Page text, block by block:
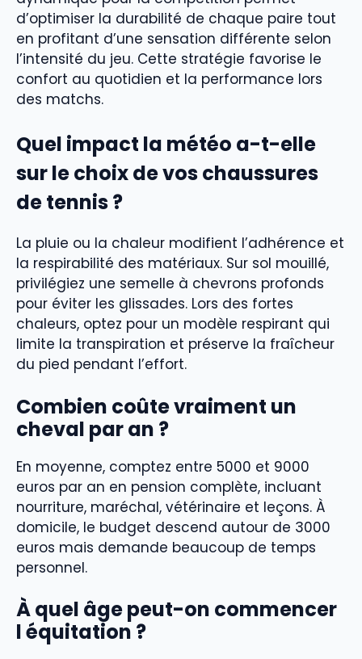
d’optimiser la durabilité de chaque paire tout
en profitant d’une sensation différente selon
l’intensité du jeu. Cette stratégie favorise le
confort au quotidien et la performance lors
des matchs.
Quel impact la météo a-t-elle
sur le choix de vos chaussures
de tennis ?
La pluie ou la chaleur modifient l’adhérence et
la respirabilité des matériaux. Sur sol mouillé,
privilégiez une semelle à chevrons profonds
pour éviter les glissades. Lors des fortes
chaleurs, optez pour un modèle respirant qui
limite la transpiration et préserve la fraîcheur
du pied pendant l’effort.
Combien coûte vraiment un
cheval par an ?
En moyenne, comptez entre 5000 et 9000
euros par an en pension complète, incluant
nourriture, maréchal, vétérinaire et leçons. À
domicile, le budget descend autour de 3000
euros mais demande beaucoup de temps
personnel.
À quel âge peut-on commencer
l équitation ?